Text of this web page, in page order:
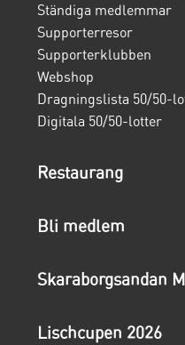
Ständiga medlemmar
Supporterresor
Supporterklubben
Webshop
Dragningslista 50/50-
Digitala 50/50-lotter
Restaurang
Bli medlem
Skaraborgsandan
Lischcupen 2026